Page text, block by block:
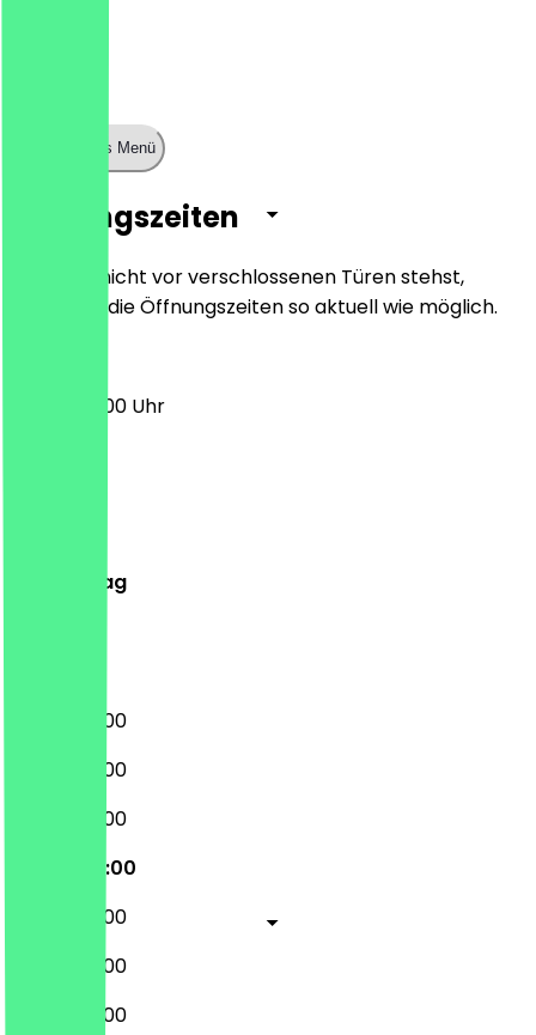
Zeige ganzes Menü
Öffnungszeiten
Damit du nicht vor verschlossenen Türen stehst,
halten wir die Öffnungszeiten so aktuell wie möglich.
08:00 - 17:00 Uhr
Donnerstag
08:00 - 17:00
08:00 - 17:00
08:00 - 17:00
08:00 - 17:00
08:00 - 17:00
08:00 - 17:00
08:00 - 16:00